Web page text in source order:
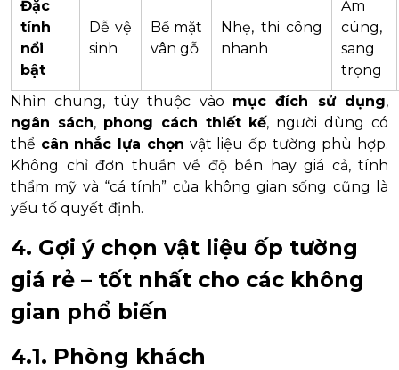
Đặc
tính
nổi
bật
Dễ vệ
sinh
Bề mặt
vân gỗ
Nhẹ, thi công
nhanh
Ấm
cúng,
sang
trọng
Nhìn chung, tùy thuộc vào mục đích sử dụng,
ngân sách, phong cách thiết kế, người dùng có
thể cân nhắc lựa chọn vật liệu ốp tường phù hợp.
Không chỉ đơn thuần về độ bền hay giá cả, tính
thẩm mỹ và “cá tính” của không gian sống cũng là
yếu tố quyết định.
4. Gợi ý chọn vật liệu ốp tường
giá rẻ – tốt nhất cho các không
gian phổ biến
4.1. Phòng khách